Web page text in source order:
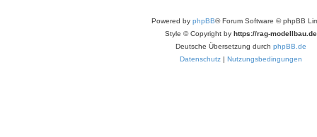
Powered by phpBB® Forum Software © phpBB
Style © Copyright by https://rag-modellbau.de
Deutsche Übersetzung durch phpBB.de
Datenschutz | Nutzungsbedingungen